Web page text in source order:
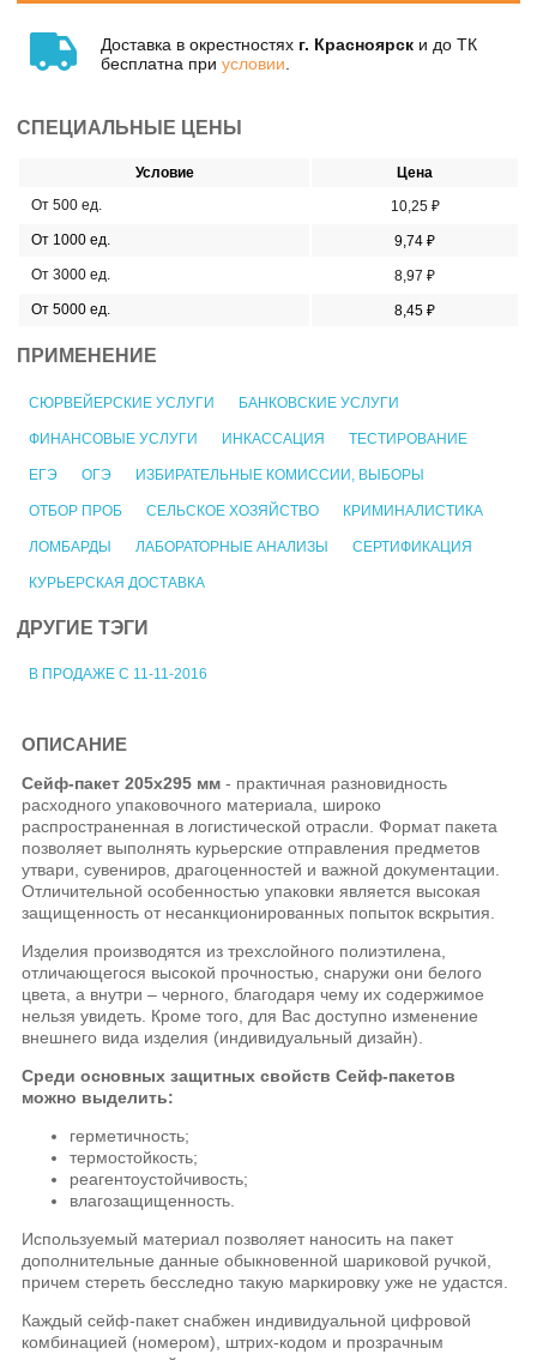
Доставка в окрестностях г. Красноярск и до ТК
бесплатна при условии
СПЕЦИАЛЬНЫЕ ЦЕНЫ
Условие
Цена
От 500 ед.
10,25 ₽
От 1000 ед.
9,74 ₽
От 3000 ед.
8,97 ₽
От 5000 ед.
8,45 ₽
ПРИМЕНЕНИЕ
СЮРВЕЙЕРСКИЕ УСЛУГИ БАНКОВСКИЕ УСЛУГИ
ФИНАНСОВЫЕ УСЛУГИ ИНКАССАЦИЯ ТЕСТИРОВАНИЕ
ЕГЭ ОГЭ ИЗБИРАТЕЛЬНЫЕ КОМИССИИ, ВЫБОРЫ
ОТБОР ПРОБ СЕЛЬСКОЕ ХОЗЯЙСТВО КРИМИНАЛИСТИКА
ЛОМБАРДЫ ЛАБОРАТОРНЫЕ АНАЛИЗЫ СЕРТИФИКАЦИЯ
КУРЬЕРСКАЯ ДОСТАВКА
ДРУГИЕ ТЭГИ
В ПРОДАЖЕ С 11-11-2016
ОПИСАНИЕ
Сейф-пакет 205х295 мм - практичная разновидность
расходного упаковочного материала, широко
распространенная в логистической отрасли. Формат пакета
позволяет выполнять курьерские отправления предметов
утвари, сувениров, драгоценностей и важной документации.
Отличительной особенностью упаковки является высокая
защищенность от несанкционированных попыток вскрытия.
Изделия производятся из трехслойного полиэтилена,
отличающегося высокой прочностью, снаружи они белого
цвета, а внутри – черного, благодаря чему их содержимое
нельзя увидеть. Кроме того, для Вас доступно изменение
внешнего вида изделия (индивидуальный дизайн).
Среди основных защитных свойств Сейф-пакетов
можно выделить:
герметичность;
термостойкость;
реагентоустойчивость;
влагозащищенность.
Используемый материал позволяет наносить на пакет
дополнительные данные обыкновенной шариковой ручкой,
причем стереть бесследно такую маркировку уже не удастся.
Каждый сейф-пакет снабжен индивидуальной цифровой
комбинацией (номером), штрих-кодом и прозрачным